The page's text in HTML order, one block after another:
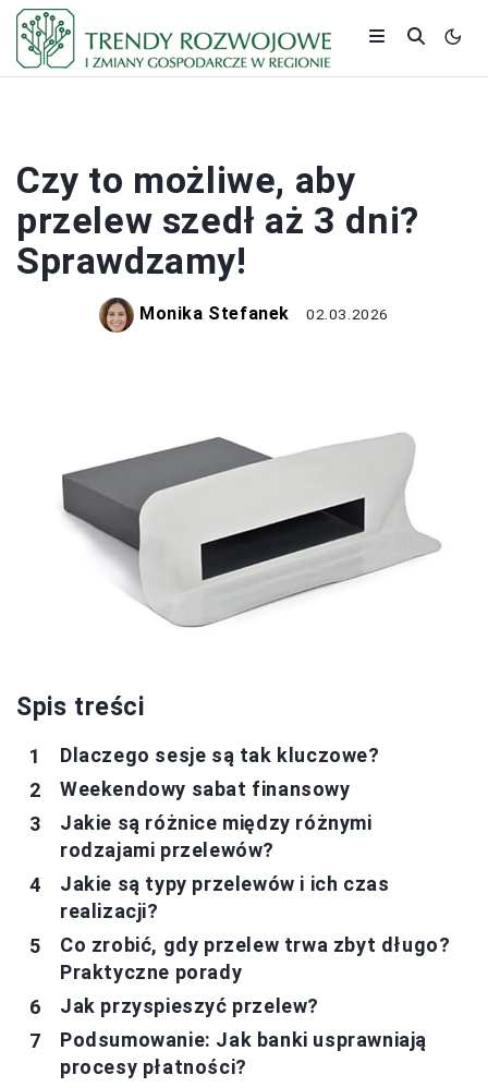
Czy to możliwe, aby
przelew szedł aż 3 dni?
Sprawdzamy!
Monika Stefanek 02.03.2026
Spis treści
Dlaczego sesje są tak kluczowe?
Weekendowy sabat finansowy
Jakie są różnice między różnymi
rodzajami przelewów?
Jakie są typy przelewów i ich czas
realizacji?
Co zrobić, gdy przelew trwa zbyt długo?
Praktyczne porady
Jak przyspieszyć przelew?
Podsumowanie: Jak banki usprawniają
procesy płatności?